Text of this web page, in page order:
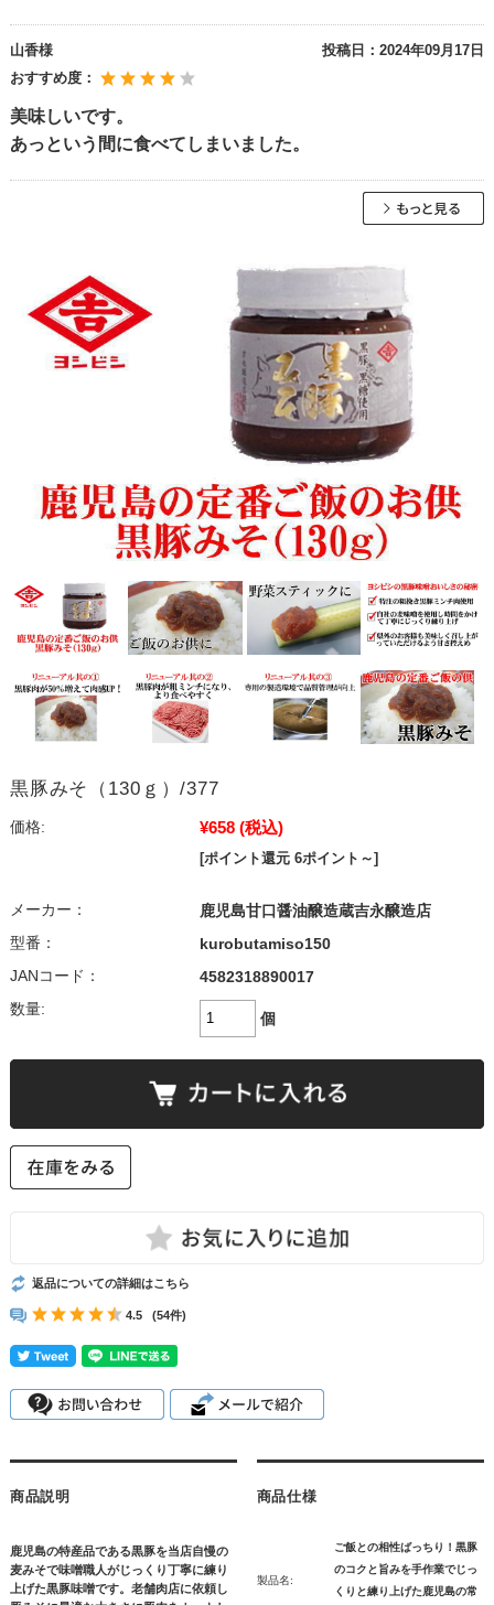
山香様 投稿日： 2024年09月17日
おすすめ度：
美味しいです。
あっという間に食べてしまいました。
黒豚みそ（130ｇ）/377
価格: ¥658 (税込)
[ポイント還元 6ポイント～]
メーカー：
鹿児島甘口醤油醸造蔵吉永醸造店
型番：
kurobutamiso150
JANコード：
4582318890017
数量:
個
返品についての詳細はこちら
4.5 (54件)
商品説明
鹿児島の特産品である黒豚を当店自慢の
麦みそで味噌職人がじっくり丁寧に練り
上げた黒豚味噌です。老舗肉店に依頼し
商品仕様
製品名:
ご飯との相性ばっちり！黒豚
のコクと旨みを手作業でじっ
くりと練り上げた鹿児島の常